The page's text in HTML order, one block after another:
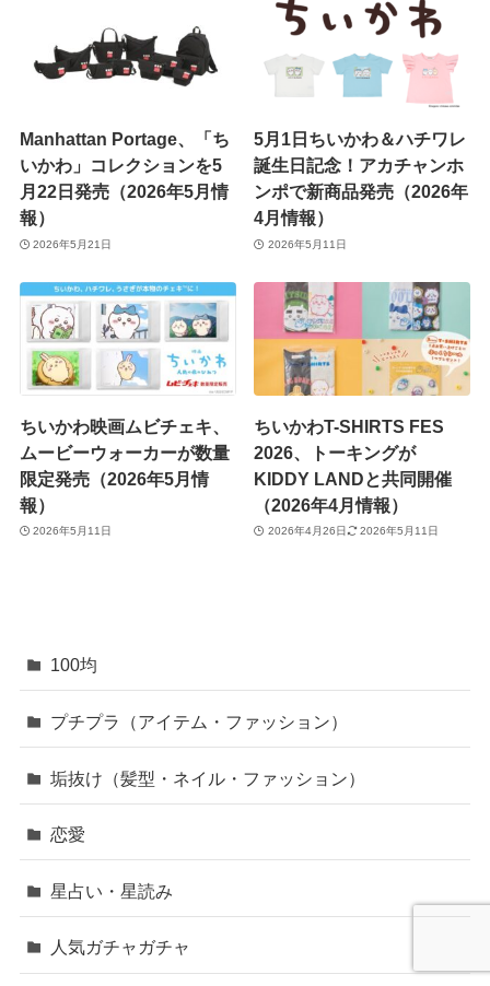
Manhattan Portage、「ち
いかわ」コレクションを5
月22日発売（2026年5月情
報）
2026年5月21日
5月1日ちいかわ＆ハチワレ
誕生日記念！アカチャンホ
ンポで新商品発売（2026年
4月情報）
2026年5月11日
ちいかわ映画ムビチェキ、
ムービーウォーカーが数量
限定発売（2026年5月情
報）
2026年5月11日
ちいかわT-SHIRTS FES
2026、トーキングが
KIDDY LANDと共同開催
（2026年4月情報）
2026年4月26日 2026年5月11日
100均
プチプラ（アイテム・ファッション）
垢抜け（髪型・ネイル・ファッション）
恋愛
星占い・星読み
人気ガチャガチャ